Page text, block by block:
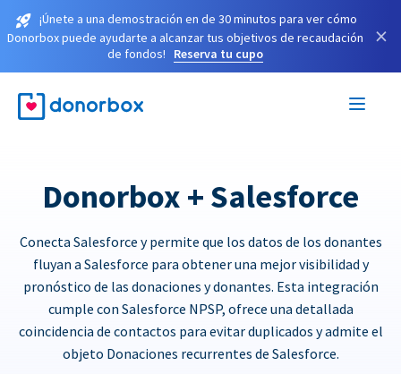
¡Únete a una demostración en de 30 minutos para ver cómo
Donorbox puede ayudarte a alcanzar tus objetivos de recaudación
de fondos!
Reserva tu cupo
×
Donorbox + Salesforce
Conecta Salesforce y permite que los datos de los donantes
fluyan a Salesforce para obtener una mejor visibilidad y
pronóstico de las donaciones y donantes. Esta integración
cumple con Salesforce NPSP, ofrece una detallada
coincidencia de contactos para evitar duplicados y admite el
objeto Donaciones recurrentes de Salesforce.